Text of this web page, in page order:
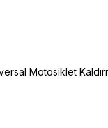
Motosiklet